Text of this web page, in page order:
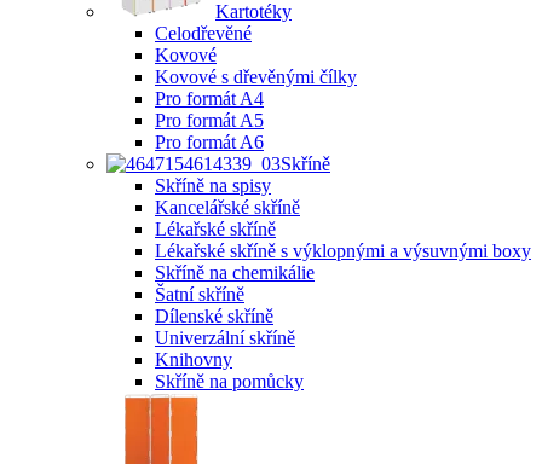
Kartotéky
Celodřevěné
Kovové
Kovové s dřevěnými čílky
Pro formát A4
Pro formát A5
Pro formát A6
Skříně
Skříně na spisy
Kancelářské skříně
Lékařské skříně
Lékařské skříně s výklopnými a výsuvnými boxy
Skříně na chemikálie
Šatní skříně
Dílenské skříně
Univerzální skříně
Knihovny
Skříně na pomůcky